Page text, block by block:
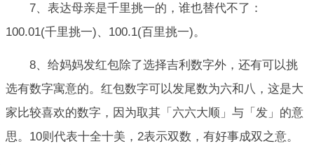
7、表达母亲是千里挑一的，谁也替代不了：
100.01(千里挑一)、100.1(百里挑一)。
8、给妈妈发红包除了选择吉利数字外，还有可以挑
选有数字寓意的。红包数字可以发尾数为六和八，这是大
家比较喜欢的数字，因为取其「六六大顺」与「发」的意
思。10则代表十全十美，2表示双数，有好事成双之意。